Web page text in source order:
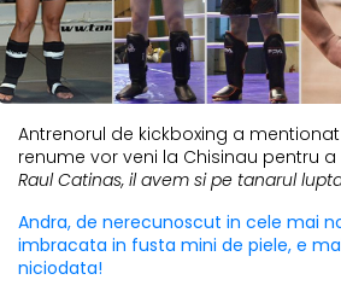
Antrenorul de kickboxing a
renume vor veni la Chisinau pentru
Raul Catinas, il avem si pe tanarul
Andra, de nerecunoscut in cele mai
imbracata in fusta mini de piele, e
niciodata!